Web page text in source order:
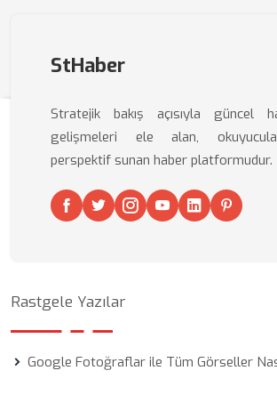
StHaber
Stratejik bakış açısıyla güncel
gelişmeleri ele alan,
perspektif sunan haber platformudur.
Rastgele Yazılar
Google Fotoğraflar ile Tüm Görseller